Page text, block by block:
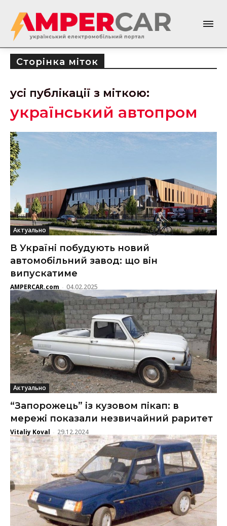
Сторінка міток
усі публікації з міткою:
український автопром
Актуально
В Україні побудують новий
автомобільний завод: що він
випускатиме
AMPERCAR.com - 04.02.2025
Актуально
“Запорожець” із кузовом пікап: в
мережі показали незвичайний раритет
Vitaliy Koval - 29.12.2024